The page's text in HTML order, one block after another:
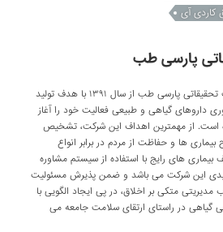
کاردی آی
پارسی طب
شرکت تحقیقاتی پارسی طب از سال ۱۳۹۱ با هدف تولید
داروهای گیاهی و طبیعی فعالیت خود را آغاز
است. از مهمترین اهداف این شرکت، تشخیص
ها و حفاظت از مردم در برابر انواع
بیماری های رایج با استفاده از سیستم مشاوره
این شرکت می باشد و ضمن پذیرش مسئولیت
متکی بر اخلاق، در پی ایجاد الگویی با
گیاهی در راستای ارتقای سلامت جامعه می